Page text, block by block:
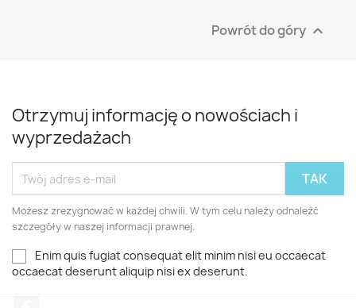
Powrót do góry 
Otrzymuj informację o nowościach i
wyprzedażach
Możesz zrezygnować w każdej chwili. W tym celu należy odnaleźć
szczegóły w naszej informacji prawnej.
Enim quis fugiat consequat elit minim nisi eu occaecat
occaecat deserunt aliquip nisi ex deserunt.